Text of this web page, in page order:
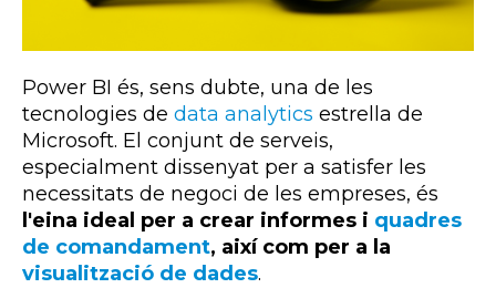
Power BI és, sens dubte, una de les
tecnologies de data analytics estrella de
Microsoft. El conjunt de serveis,
especialment dissenyat per a satisfer les
necessitats de negoci de les empreses, és
l'eina ideal per a crear informes i quadres
de comandament, així com per a la
visualització de dades.